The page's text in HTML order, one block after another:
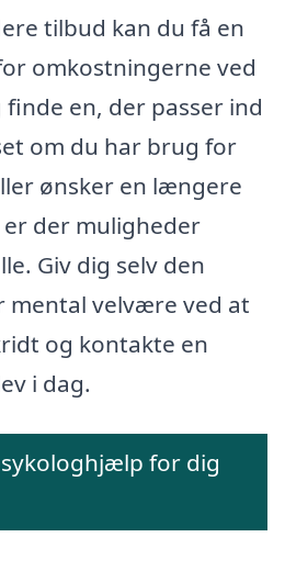
tilbud kan du få en
omkostningerne ved
en, der passer ind
om du har brug for
ønsker en længere
der muligheder
Giv dig selv den
mental velvære ved at
og kontakte en
i dag.
for dig